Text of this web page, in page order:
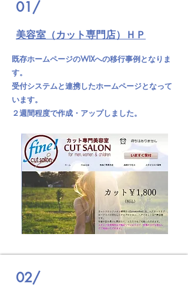
01/
美容室（カット専門店）ＨＰ
既存ホームページのWIXへの移行事例となりま
す。
受付システムと連携したホームページとなって
います。
２週間程度で作成・アップしました。
02/